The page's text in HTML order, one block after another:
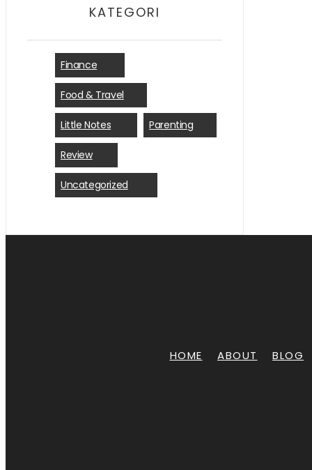
KATEGORI
Finance
Food & Travel
Little Notes Parenting
Review(15)
Uncategorized
HOME ABOUT BLOG